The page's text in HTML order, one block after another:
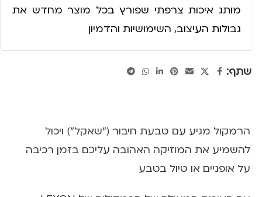
מותג איכות צרפתי שפורץ בכל מוצר מחדש את
גבולות העיצוב, השימושיות והדמיון
שתף:
הרמקול מגיע עם טבעת חיבור ("שאקל") ויכול
להשמיע את המוזיקה האהובה עליכם בזמן רכיבה
על אופניים או טיול בטבע